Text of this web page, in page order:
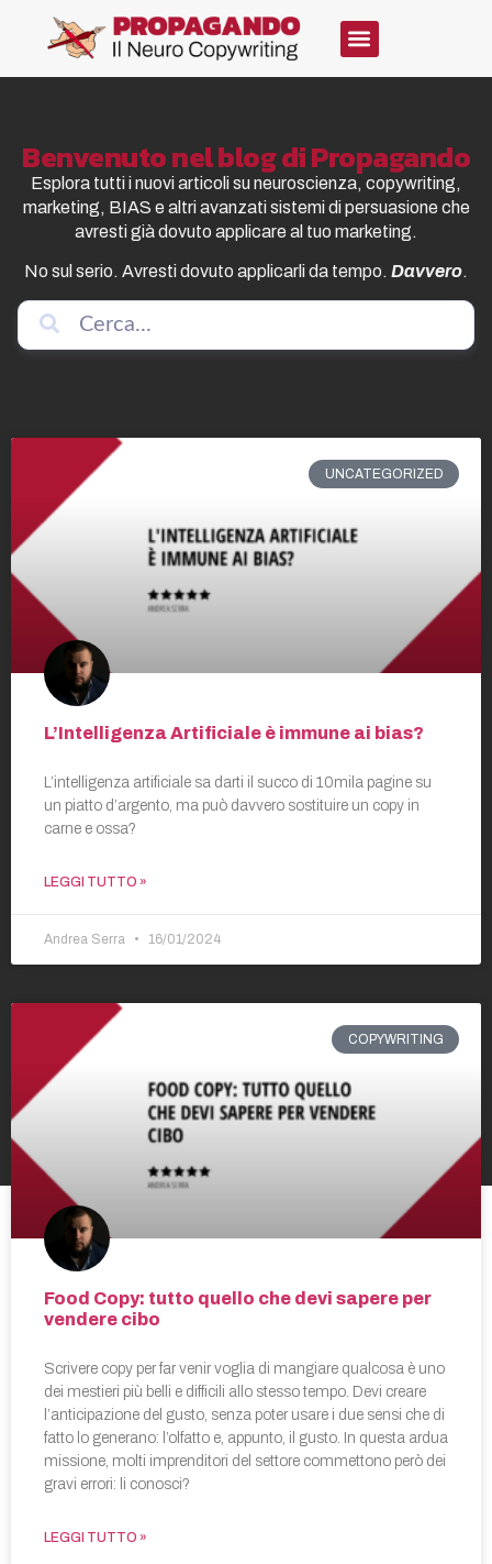
Benvenuto nel blog di Propagando
Esplora tutti i nuovi articoli su neuroscienza, copywriting,
marketing, BIAS e altri avanzati sistemi di persuasione che
avresti già dovuto applicare al tuo marketing.
No sul serio. Avresti dovuto applicarli da tempo. Davvero.
UNCATEGORIZED
L’Intelligenza Artificiale è immune ai bias?
L’intelligenza artificiale sa darti il succo di 10mila pagine su
un piatto d’argento, ma può davvero sostituire un copy in
carne e ossa?
LEGGI TUTTO »
Andrea Serra 16/01/2024
COPYWRITING
Food Copy: tutto quello che devi sapere per
vendere cibo
Scrivere copy per far venir voglia di mangiare qualcosa è uno
dei mestieri più belli e difficili allo stesso tempo. Devi creare
l’anticipazione del gusto, senza poter usare i due sensi che di
fatto lo generano: l’olfatto e, appunto, il gusto. In questa ardua
missione, molti imprenditori del settore commettono però dei
gravi errori: li conosci?
LEGGI TUTTO »